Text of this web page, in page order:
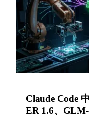
Claude Code
ER 1.6、